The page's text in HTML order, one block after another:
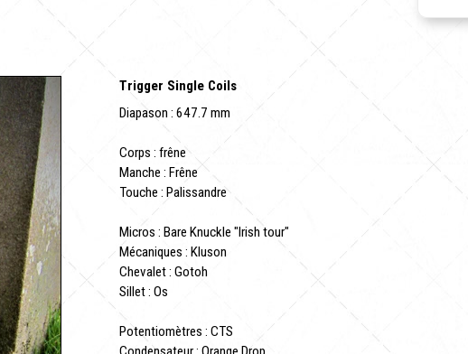
Trigger Single Coils
Diapason : 647.7 mm
Corps : frêne
Manche : Frêne
Touche : Palissandre
Micros : Bare Knuckle "Irish tour"
Mécaniques : Kluson
Chevalet : Gotoh
Sillet : Os
Potentiomètres : CTS